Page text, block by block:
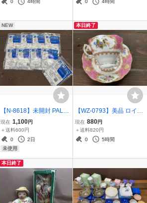
0
4時間
0
4時間
NEW
【N-8618】未開封 PALS
アクセルガード EMS用粘
着パッド TRS-5050S 5x5
cm 9枚 セット まとめ 現
状品【千円市場】
現在 1,100円
＋送料600円
0
2日
未使用
本日終了
【WZ-0793】美品 ロイヤ
ルアルバート レディカー
ライル カップ ソーサー 英
国製 廃盤 1客 ROYAL AL
現在 880円
＋送料820円
0
5時間
本日終了